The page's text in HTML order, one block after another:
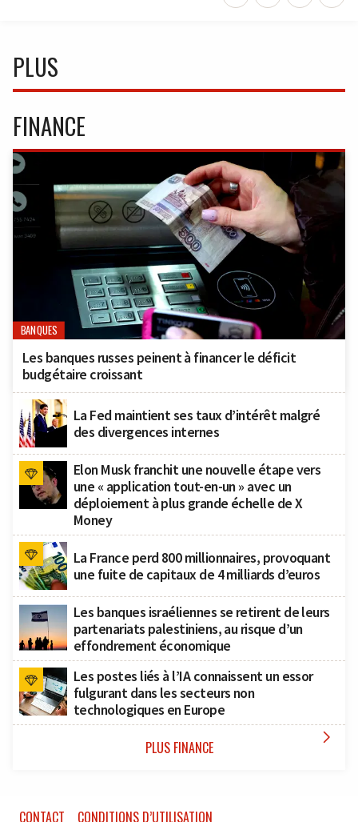
PLUS
FINANCE
BANQUES
Les banques russes peinent à financer le déficit
budgétaire croissant
La Fed maintient ses taux d’intérêt malgré
des divergences internes
Elon Musk franchit une nouvelle étape vers
une « application tout-en-un » avec un
déploiement à plus grande échelle de X
Money
La France perd 800 millionnaires, provoquant
une fuite de capitaux de 4 milliards d’euros
Les banques israéliennes se retirent de leurs
partenariats palestiniens, au risque d’un
effondrement économique
Les postes liés à l’IA connaissent un essor
fulgurant dans les secteurs non
technologiques en Europe
PLUS FINANCE 
CONTACT CONDITIONS D’UTILISATION